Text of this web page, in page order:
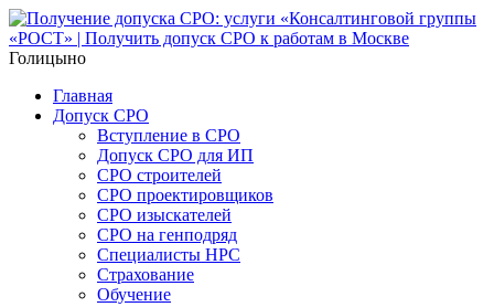
Голицыно
Главная
Допуск СРО
Вступление в СРО
Допуск СРО для ИП
СРО строителей
СРО проектировщиков
СРО изыскателей
СРО на генподряд
Специалисты НРС
Страхование
Обучение